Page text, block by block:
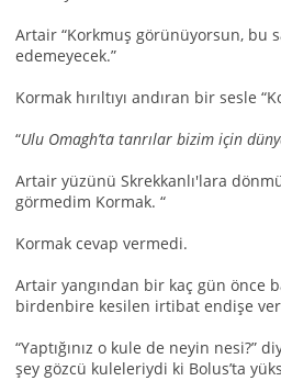
Artair “Korkmuş görünüyorsun, bu
edemeyecek.”
Kormak hırıltıyı andıran bir sesle
“Ulu Omagh’ta tanrılar bizim için
Artair yüzünü Skrekkanlı'lara
görmedim Kormak. “
Kormak cevap vermedi.
Artair yangından bir kaç gün önce
birdenbire kesilen irtibat endişe
“Yaptığınız o kule de neyin nesi?”
şey gözcü kuleleriydi ki Bolus’ta